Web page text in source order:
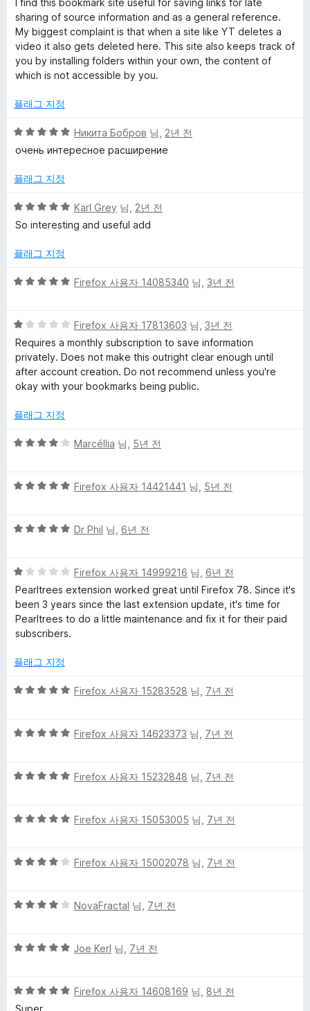
리
뷰
만
점
에
3
점
I find this bookmark site useful for saving links for late
sharing of source information and as a general reference.
My biggest complaint is that when a site like YT deletes a
video it also gets deleted here. This site also keeps track of
you by installing folders within your own, the content of
which is not accessible by you.
플래그 지정
5
점
점
5
점
Никита Бобров 님, 2년 전
очень интересное расширение
플래그 지정
5
점
점
5
Karl Grey 님, 2년 전
So interesting and useful add
플래그 지정
5
점
에
5
점
Firefox 사용자 14085340 님, 3년 전
5
점
만
점
에
점
Firefox 사용자 17813603 님, 3년 전
Requires a monthly subscription to save information
privately. Does not make this outright clear enough until
after account creation. Do not recommend unless you're
okay with your bookmarks being public.
플래그 지정
5
점
점
Marcéllia 님, 5년 전
5
점
점
Firefox 사용자 14421441 님, 5년 전
5
점
에
5
점
Dr Phil 님, 6년 전
5
점
만
점
에
점
Firefox 사용자 14999216 님, 6년 전
Pearltrees extension worked great until Firefox 78. Since it's
been 3 years since the last extension update, it's time for
Pearltrees to do a little maintenance and fix it for their paid
subscribers.
플래그 지정
5
점
점
Firefox 사용자 15283528 님, 7년 전
5
점
점
Firefox 사용자 14623373 님, 7년 전
5
점
점
Firefox 사용자 15232848 님, 7년 전
5
점
점
Firefox 사용자 15053005 님, 7년 전
5
점
점
Firefox 사용자 15002078 님, 7년 전
5
점
점
NovaFractal 님, 7년 전
5
점
에
Joe Kerl 님, 7년 전
5
점
Firefox 사용자 14608169 님, 8년 전
Super